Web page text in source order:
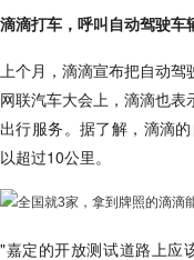
滴滴打车，呼叫自动驾驶车
上个月，滴滴宣布把自动
网联汽车大会上，滴滴也
出行服务。据了解，滴滴
以超过10公里。
"嘉定的开放测试道路上应